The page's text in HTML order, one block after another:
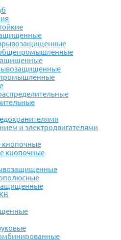
и электродвигателями
кнопочные